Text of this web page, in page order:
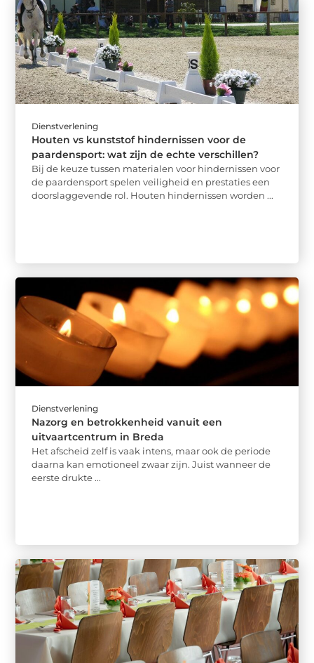
Dienstverlening
Houten vs kunststof hindernissen voor de
paardensport: wat zijn de echte verschillen?
Bij de keuze tussen materialen voor hindernissen voor
de paardensport spelen veiligheid en prestaties een
doorslaggevende rol. Houten hindernissen worden ...
Dienstverlening
Nazorg en betrokkenheid vanuit een
uitvaartcentrum in Breda
Het afscheid zelf is vaak intens, maar ook de periode
daarna kan emotioneel zwaar zijn. Juist wanneer de
eerste drukte ...